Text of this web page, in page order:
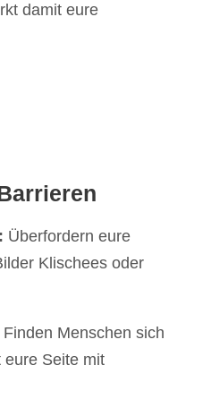
damit eure
Überfordern eure
Klischees oder
Finden Menschen sich
eure Seite mit